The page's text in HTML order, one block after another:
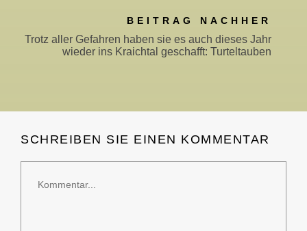
BEITRAG NACHHER
Trotz aller Gefahren haben sie es auch dieses Jahr
wieder ins Kraichtal geschafft: Turteltauben
SCHREIBEN SIE EINEN KOMMENTAR